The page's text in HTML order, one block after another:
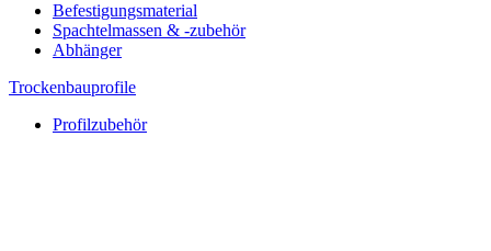
Befestigungsmaterial
Spachtelmassen & -zubehör
Abhänger
Trockenbauprofile
Profilzubehör